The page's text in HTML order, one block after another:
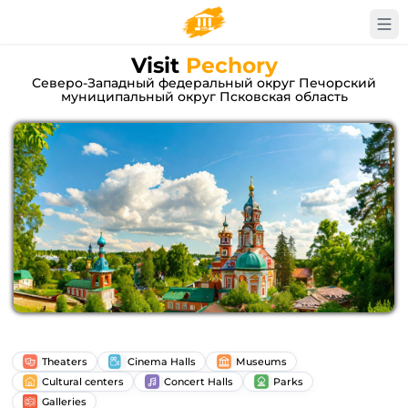
Visit Pechory
Северо-Западный федеральный округ Печорский
муниципальный округ Псковская область
Theaters Cinema Halls
Museums
Cultural centers
Concert Halls
Parks
Galleries